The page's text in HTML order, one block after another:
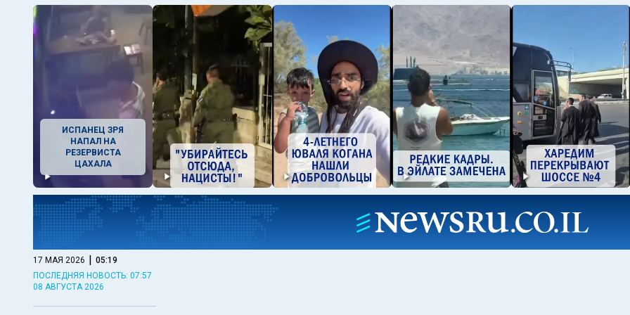
ИСПАНЕЦ ЗРЯ
НАПАЛ НА
РЕЗЕРВИСТА
ЦАХАЛА
17 МАЯ 2026 | 05:19
ПОСЛЕДНЯЯ НОВОСТЬ: 07:57
08 АВГУСТА 2026